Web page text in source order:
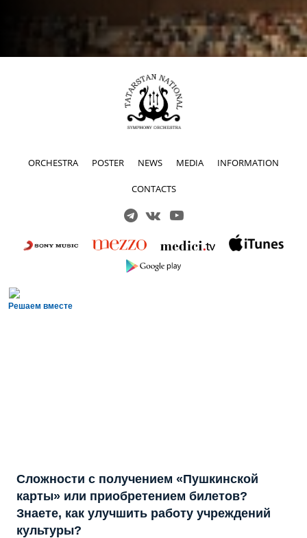
ORCHESTRA POSTER NEWS MEDIA INFORMATION
CONTACTS
Решаем вместе
Сложности с получением «Пушкинской
карты» или приобретением билетов?
Знаете, как улучшить работу учреждений
культуры?